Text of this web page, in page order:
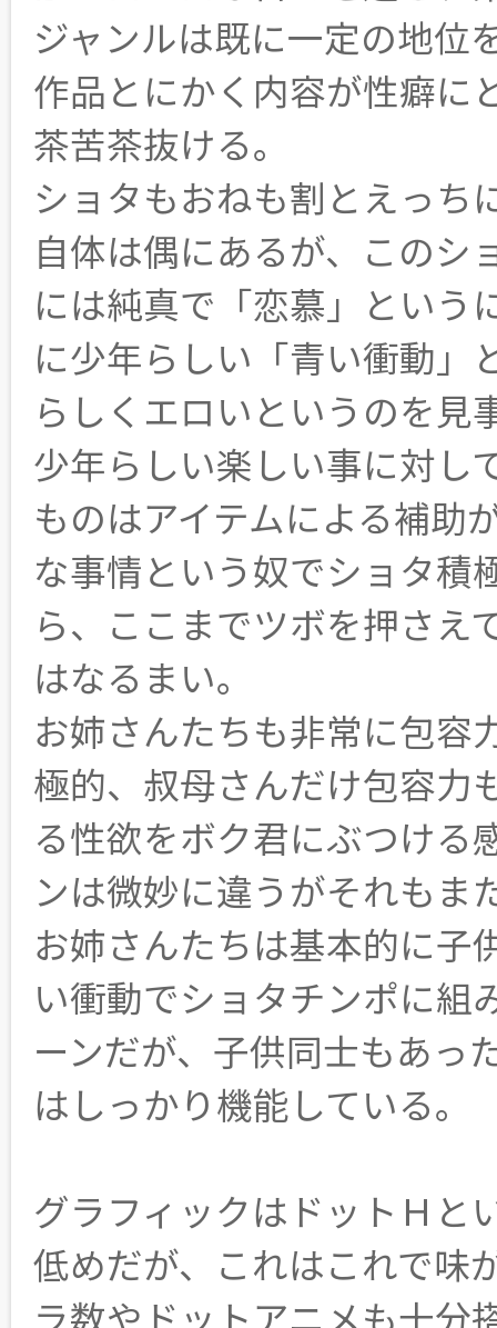
ジャンルは既に一定の地位
作品とにかく内容が性癖に
茶苦茶抜ける。
ショタもおねも割とえっち
自体は偶にあるが、このシ
には純真で「恋慕」という
に少年らしい「青い衝動」
らしくエロいというのを見
少年らしい楽しい事に対し
ものはアイテムによる補助
な事情という奴でショタ積
ら、ここまでツボを押さえ
はなるまい。
お姉さんたちも非常に包容
極的、叔母さんだけ包容力
る性欲をボク君にぶつける
ンは微妙に違うがそれもま
お姉さんたちは基本的に子
い衝動でショタチンポに組
ーンだが、子供同士もあっ
はしっかり機能している。
グラフィックはドットＨと
低めだが、これはこれで味
ラ数やドットアニメも十分